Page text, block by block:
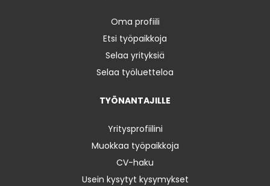
Oma profiili
Etsi työpaikkoja
Selaa yrityksiä
Selaa työluetteloa
TYÖNANTAJILLE
Yritysprofiilini
Muokkaa työpaikkoja
CV-haku
Usein kysytyt kysymykset